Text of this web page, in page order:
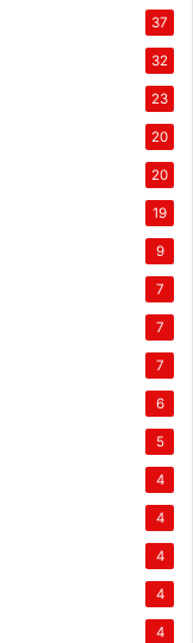
37
32
23
20
20
19
9
7
7
7
6
5
4
4
4
4
4